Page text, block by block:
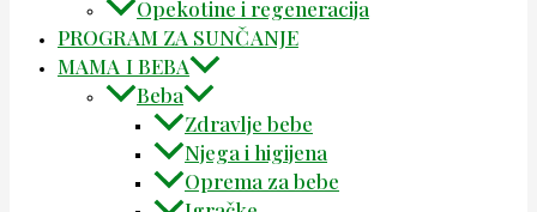
Opekotine i regeneracija
PROGRAM ZA SUNČANJE
MAMA I BEBA
Beba
Zdravlje bebe
Njega i higijena
Oprema za bebe